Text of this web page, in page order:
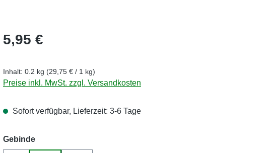
Regulärer Preis:
5,95 €
Inhalt: 0.2 kg (29,75 € / 1 kg)
Preise inkl. MwSt. zzgl. Versandkosten
Sofort verfügbar, Lieferzeit: 3-6 Tage
Gebindeauswählen